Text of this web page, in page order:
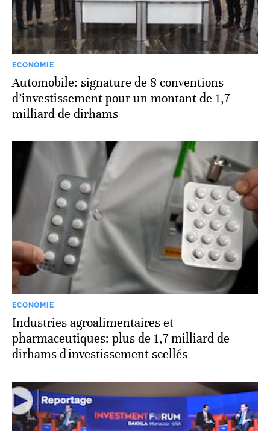
ECONOMIE
Automobile: signature de 8 conventions
d’investissement pour un montant de 1,7
milliard de dirhams
ECONOMIE
Industries agroalimentaires et
pharmaceutiques: plus de 1,7 milliard de
dirhams d'investissement scellés